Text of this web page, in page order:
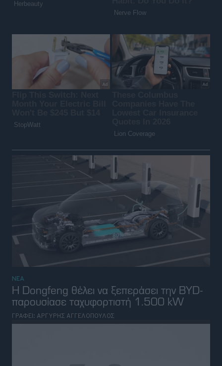
ΝΕΑ
Η Dongfeng θέλει να ξεπεράσει την BYD-
παρουσίασε ταχυφορτιστή 1.500 kW
ΓΡΑΦΕΙ: ΑΡΓΥΡΗΣ ΑΓΓΕΛΟΠΟΥΛΟΣ